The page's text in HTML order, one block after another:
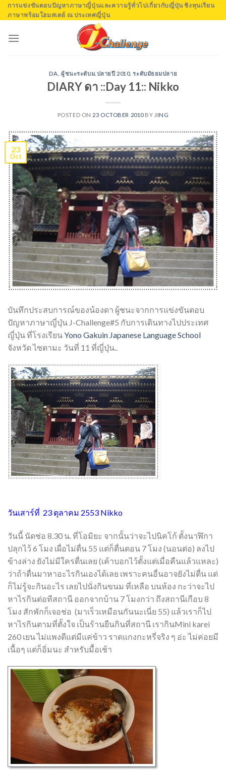
Skip
to
การแข่งขันตอบปัญหาภาษาญี่ปุ่นและความรู้ทั่วไปเกี่ยวกับญี่ปุ่น ชิงทุนเรียน
ภาษาพร้อมโฮมสเตย์ ณ ประเทศญี่ปุ่น
DA ,ผู้ชนะระดับม.ปลายปี 2010,ระดับมัธยมปลาย
DIARY ดา ::Day 11:: Nikko
POSTED ON 23 OCTOBER 2010BY JING
23
Oct
บันทึกประสบการณ์ของน้องดา ผู้ชนะจากการแข่งขันตอบ
ปัญหาภาษาญี่ปุ่น J-Challenge#5 กับการเดินทางไปประเทศ
ญี่ปุ่น ที่โรงเรียนYono Gakuin Japanese Language School
จังหวัด ไซตามะ วันที่ 11 ที่ญี่ปุ่น..
วันเสาร์ที่ 23 ตุลาคม 2553 Nikko
วันนี้ นัดช่อ 8.30 น. ที่โอมิยะ จากนั้นว่าจะไปนิคโก้ ตั้งนาฬิกา
ปลุกไว้ 6 โมง เผื่อไม่ตื่น 55 แต่ก็ตื่นตอน 7 โมง (นอนต่อ) ลงไป
ข้างล่าง ยังไม่มีใครตื่นเลย (เค้าบอกไว้ตั้งแต่เมื่อคืนแล้วแหละ)
ว่าถ้าตื่นมาหาอะไรกินเองได้เลย เพราะคนอื่นอาจยังไม่ตื่น แต่
ก็ไม่รู้จะกินอะไร เลยไปนั่งกินขนม ที่เหลือ บนห้อง กะว่าจะไป
หาไรกินต่อทีสถานี ออกจากบ้าน 7 โมงกว่า ถึงสถานีเกือบ 8
โมง สักพักก็เจอช่อ (มาเร็วเหมือนกันนะเนี่ย 55) แล้วเราก็ไป
หาไรกินตามที่ตั้งใจ เป็นร้านยืนกินที่สถานี เรากินMini karei
260 เยน ไม่แพงดีแต่มีแค่ข้าว ราดแกงกะหรี่จริง ๆ อ่ะ ไม่ค่อยมี
เนื้อๆ แต่ก็อิ่มนะ สำหรับมื้อเช้า